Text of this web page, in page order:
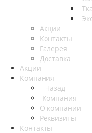
Акции
Контакты
Галерея
Доставка
Акции
Компания
Назад
Компания
О компании
Реквизиты
Контакты